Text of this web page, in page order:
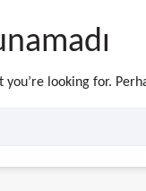
you’re looking for.